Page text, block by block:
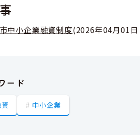
中小企業融資制度(2026年04月01日
ード
中小企業